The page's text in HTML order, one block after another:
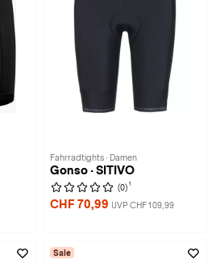
Fahrradtights · Damen
Gonso · SITIVO
(0) 1
CHF 70,99 UVP CHF 109,99
Sale